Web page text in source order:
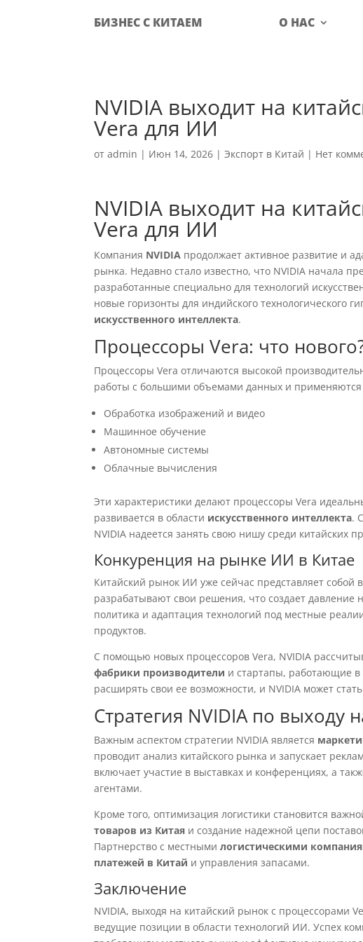
БИЗНЕС С КИТАЕМ О НАС
NVIDIA выходит на
Vera для ИИ
отadmin | Июн 14, 2026 |Экспорт в Китай | Нет
NVIDIA выходит на
Vera для ИИ
Компания NVIDIA продолжает активное развитие и
рынка. Недавно стало известно, что NVIDIA начала
разработанные специально для технологий
новые горизонты для индийского технологического
искусственного интеллекта.
Процессоры Vera: что
Процессоры Vera отличаются высокой
работы с большими объемами данных и применяются
Обработка изображений и видео
Машинное обучение
Автономные системы
Облачные вычисления
Эти характеристики делают процессоры Vera
развивается в области искусственного интеллекта.
NVIDIA надеется занять свою нишу среди китайских
Конкуренция на рынке ИИ в Китае
Китайский рынок ИИ уже сейчас представляет
разрабатывают свои решения, что создает давление
политика и адаптация технологий под местные
продуктов.
С помощью новых процессоров Vera, NVIDIA
фабрики производители и стартапы, работающие
расширять свои ее возможности, и NVIDIA может
Стратегия NVIDIA по выходу
Важным аспектом стратегии NVIDIA является
проводит анализ китайского рынка и запускает
включает участие в выставках и конференциях, а
агентами.
Кроме того, оптимизация логистики становится
товаров из Китая и создание надежной цепи
Партнерство с местнымилогистическими
платежей в Китай и управления запасами.
Заключение
NVIDIA, выходя на китайский рынок с процессорами
ведущие позиции в области технологий ИИ. Успех